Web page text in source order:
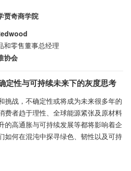
贾奇商学院
和零售董事总经理
协会
定性与可持续未来下的灰度思考
挑战，不确定性或将成为未来很多年的
费者趋于理性、全球能源紧张及原材料
的高通胀与可持续发展等都将影响着企
如何在混沌中探寻绿色、韧性以及可持